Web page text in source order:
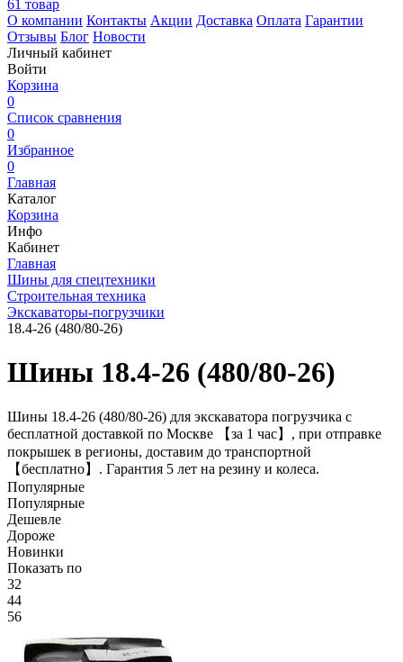
61 товар
О компании Контакты Акции Доставка Оплата Гарантии
Отзывы Блог Новости
Личный кабинет
Войти
Корзина
0
Список сравнения
0
Избранное
0
Главная
Каталог
Корзина
Инфо
Кабинет
Главная
Шины для спецтехники
Строительная техника
Экскаваторы-погрузчики
18.4-26 (480/80-26)
Шины 18.4-26 (480/80-26)
Шины 18.4-26 (480/80-26) для экскаватора погрузчика с
бесплатной доставкой по Москве 【за 1 час】, при отправке
покрышек в регионы, доставим до транспортной
【бесплатно】. Гарантия 5 лет на резину и колеса.
Популярные
Популярные
Дешевле
Дороже
Новинки
Показать по
32
44
56